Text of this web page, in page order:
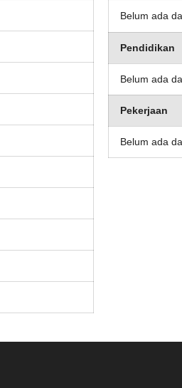
Belum ada
Pendidikan
Belum ada
Pekerjaan
Belum ada